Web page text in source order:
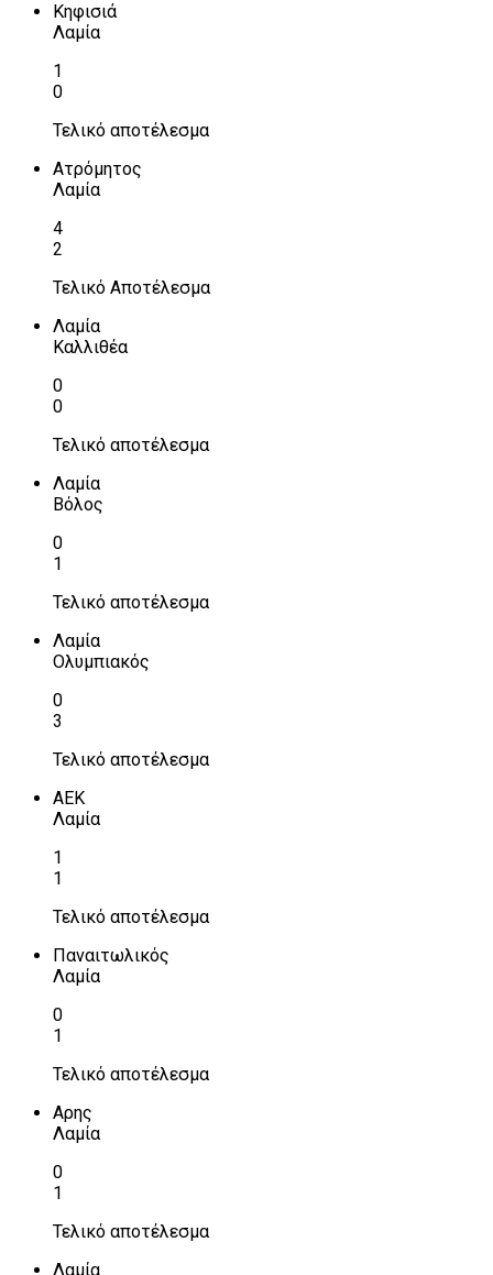
Κηφισιά
Λαμία
1
0
Τελικό αποτέλεσμα
Ατρόμητος
Λαμία
4
2
Τελικό Αποτέλεσμα
Λαμία
Καλλιθέα
0
0
Τελικό αποτέλεσμα
Λαμία
Βόλος
0
1
Τελικό αποτέλεσμα
Λαμία
Ολυμπιακός
0
3
Τελικό αποτέλεσμα
ΑΕΚ
Λαμία
1
1
Τελικό αποτέλεσμα
Παναιτωλικός
Λαμία
0
1
Τελικό αποτέλεσμα
Αρης
Λαμία
0
1
Τελικό αποτέλεσμα
Λαμία